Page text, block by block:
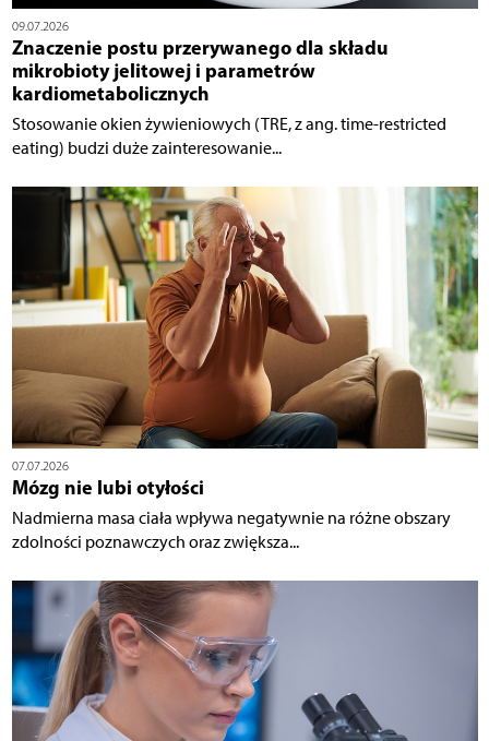
09.07.2026
Znaczenie postu przerywanego dla składu
mikrobioty jelitowej i parametrów
kardiometabolicznych
Stosowanie okien żywieniowych (TRE, z ang. time-restricted
eating) budzi duże zainteresowanie...
07.07.2026
Mózg nie lubi otyłości
Nadmierna masa ciała wpływa negatywnie na różne obszary
zdolności poznawczych oraz zwiększa...